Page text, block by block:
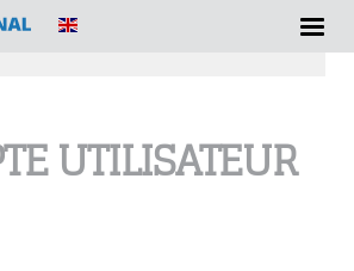
UTILISATEUR